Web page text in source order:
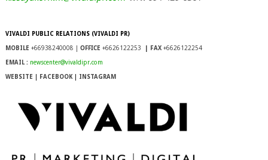
VIVALDI PUBLIC RELATIONS (VIVALDI PR)
MOBILE +66938240008 | OFFICE +6626122253 | FAX +6626122254
EMAIL : newscenter@vivaldipr.com
WEBSITE FACEBOOK INSTAGRAM